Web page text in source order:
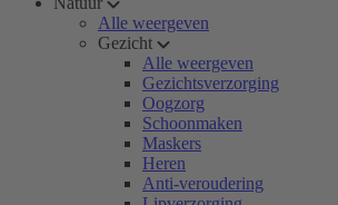
Alle weergeven
Gezicht
Alle weergeven
Gezichtsverzorging
Oogzorg
Schoonmaken
Maskers
Heren
Anti-veroudering